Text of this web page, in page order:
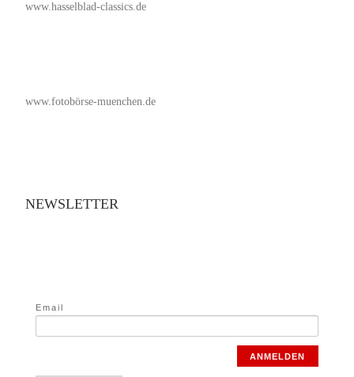
www.hasselblad-classics.de
www.fotobörse-muenchen.de
NEWSLETTER
Email
ANMELDEN